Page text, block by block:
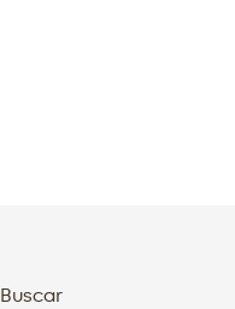
Buscar